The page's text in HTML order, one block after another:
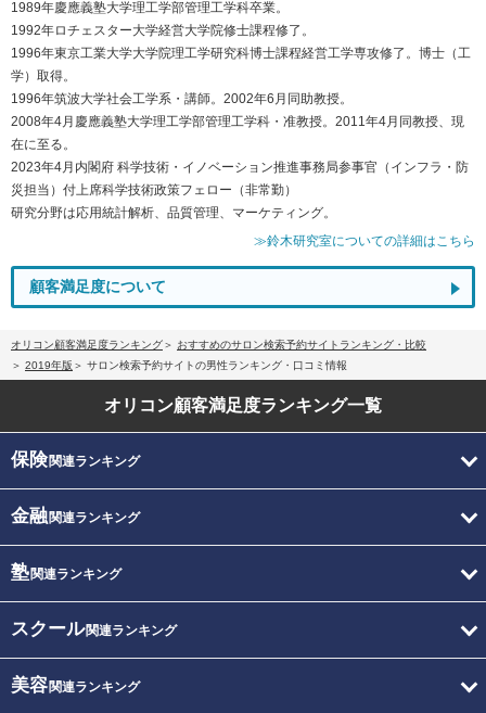
1989年慶應義塾大学理工学部管理工学科卒業。
1992年ロチェスター大学経営大学院修士課程修了。
1996年東京工業大学大学院理工学研究科博士課程経営工学専攻修了。博士（工
学）取得。
1996年筑波大学社会工学系・講師。2002年6月同助教授。
2008年4月慶應義塾大学理工学部管理工学科・准教授。2011年4月同教授、現
在に至る。
2023年4月内閣府 科学技術・イノベーション推進事務局参事官（インフラ・防
災担当）付上席科学技術政策フェロー（非常勤）
研究分野は応用統計解析、品質管理、マーケティング。
≫鈴木研究室についての詳細はこちら
顧客満足度について
オリコン顧客満足度ランキング
おすすめのサロン検索予約サイトランキング・比較
2019年版
サロン検索予約サイトの男性ランキング・口コミ情報
オリコン顧客満足度ランキング一覧
保険関連ランキング
金融関連ランキング
塾関連ランキング
スクール関連ランキング
美容関連ランキング